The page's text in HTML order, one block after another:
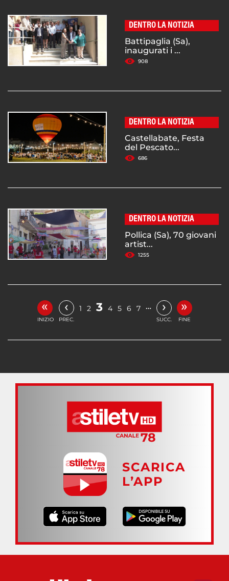
DENTRO LA NOTIZIA
Battipaglia (Sa),
inaugurati i ...
908
DENTRO LA NOTIZIA
Castellabate, Festa
del Pescato...
686
DENTRO LA NOTIZIA
Pollica (Sa), 70 giovani
artist...
1255
«
INIZIO
‹
PREC.
1 2 3 4 5 6 7 … ›
SUCC.
»
FINE
SCARICA
L’APP